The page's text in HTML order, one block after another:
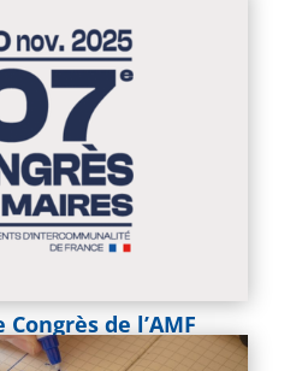
de l’AMF